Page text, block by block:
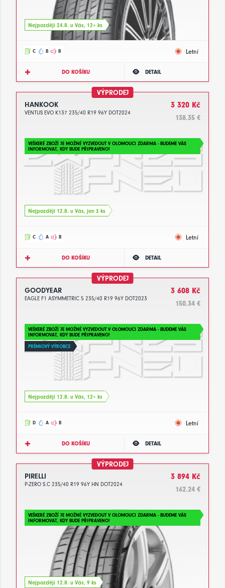
Nejpozději 24.8. u Vás, 12+ ks
C B B Letní
DO KOŠÍKU DETAIL
VÝPRODEJ
HANKOOK
VENTUS EVO K137 235/40 R19 96Y DOT2024
3 320 Kč
138.35 €
VEŠKERÉ ZBOŽÍ JE MOŽNÉ VYZVEDOUT V OLOMOUCI ZDARMA - BUDEME VÁS
INFORMOVAT, KDY BUDE PŘIPRAVENO!
Nejpozději 12.8. u Vás, jen 3 ks
C A B Letní
DO KOŠÍKU DETAIL
VÝPRODEJ
GOODYEAR
EAGLE F1 ASYMMETRIC 5 235/40 R19 96Y DOT2023
3 608 Kč
150.34 €
VEŠKERÉ ZBOŽÍ JE MOŽNÉ VYZVEDOUT V OLOMOUCI ZDARMA - BUDEME VÁS
INFORMOVAT, KDY BUDE PŘIPRAVENO!
PRÉMIOVÝ VÝROBCE
Nejpozději 12.8. u Vás, 12+ ks
D A B Letní
DO KOŠÍKU DETAIL
VÝPRODEJ
PIRELLI
P-ZERO S.C 235/40 R19 96Y HN DOT2024
3 894 Kč
162.24 €
VEŠKERÉ ZBOŽÍ JE MOŽNÉ VYZVEDOUT V OLOMOUCI ZDARMA - BUDEME VÁS
INFORMOVAT, KDY BUDE PŘIPRAVENO!
Nejpozději 12.8. u Vás, 9 ks